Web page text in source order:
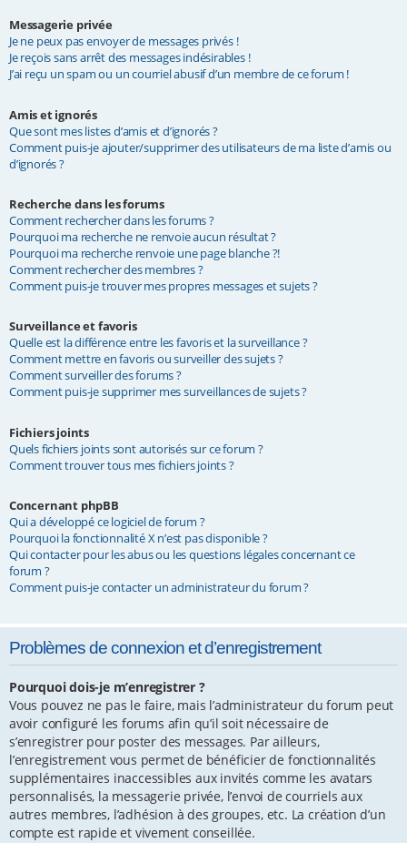
Messagerie privée
Je ne peux pas envoyer de messages privés !
Je reçois sans arrêt des messages indésirables !
J’ai reçu un spam ou un courriel abusif d’un membre de ce forum !
Amis et ignorés
Que sont mes listes d’amis et d’ignorés ?
Comment puis-je ajouter/supprimer des utilisateurs de ma liste d’amis ou
d’ignorés ?
Recherche dans les forums
Comment rechercher dans les forums ?
Pourquoi ma recherche ne renvoie aucun résultat ?
Pourquoi ma recherche renvoie une page blanche ?!
Comment rechercher des membres ?
Comment puis-je trouver mes propres messages et sujets ?
Surveillance et favoris
Quelle est la différence entre les favoris et la surveillance ?
Comment mettre en favoris ou surveiller des sujets ?
Comment surveiller des forums ?
Comment puis-je supprimer mes surveillances de sujets ?
Fichiers joints
Quels fichiers joints sont autorisés sur ce forum ?
Comment trouver tous mes fichiers joints ?
Concernant phpBB
Qui a développé ce logiciel de forum ?
Pourquoi la fonctionnalité X n’est pas disponible ?
Qui contacter pour les abus ou les questions légales concernant ce
forum ?
Comment puis-je contacter un administrateur du forum ?
Problèmes de connexion et d’enregistrement
Pourquoi dois-je m’enregistrer ?
Vous pouvez ne pas le faire, mais l’administrateur du forum peut
avoir configuré les forums afin qu’il soit nécessaire de
s’enregistrer pour poster des messages. Par ailleurs,
l’enregistrement vous permet de bénéficier de fonctionnalités
supplémentaires inaccessibles aux invités comme les avatars
personnalisés, la messagerie privée, l’envoi de courriels aux
autres membres, l’adhésion à des groupes, etc. La création d’un
compte est rapide et vivement conseillée.